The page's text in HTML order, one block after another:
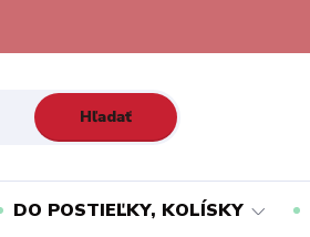
Hľadať
DO POSTIEĽKY, KOLÍSKY